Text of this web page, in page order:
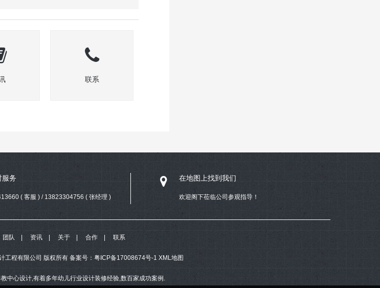
联系
服务
( 客服 ) / 13823304756 ( 张经理 )
在地图上找到我们
欢迎阁下莅临公司参观指导！
团队 资讯 关于 合作 联系
工程有限公司 版权所有 备案号： 粤ICP备17008674号-1 XML地图
中心设计,有着多年幼儿行业设计装修经验,数百家成功案例.